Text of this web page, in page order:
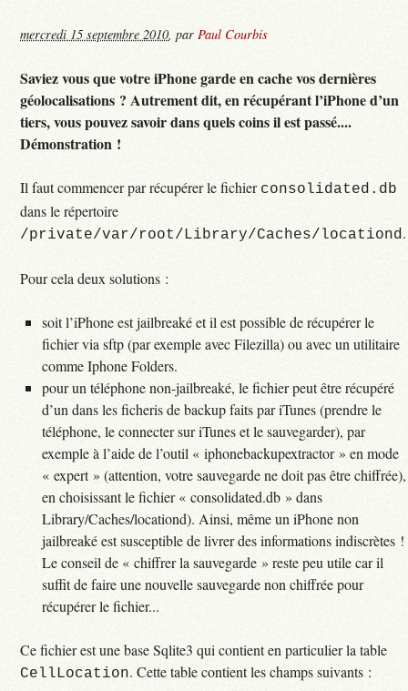
mercredi 15 septembre 2010,parPaul Courbis
Saviez vous que votre iPhone garde en cache vos dernières
géolocalisations ? Autrement dit, en récupérant l’iPhone d’un
tiers, vous pouvez savoir dans quels coins il est passé....
Démonstration !
Il faut commencer par récupérer le fichier consolidated.db
dans le répertoire
/private/var/root/Library/Caches/locationd.
Pour cela deux solutions :
soit l’iPhone est jailbreaké et il est possible de récupérer le
fichier via sftp (par exemple avec Filezilla) ou avec un utilitaire
comme Iphone Folders.
pour un téléphone non-jailbreaké, le fichier peut être récupéré
d’un dans les ficheris de backup faits par iTunes (prendre le
téléphone, le connecter sur iTunes et le sauvegarder), par
exemple à l’aide de l’outil « iphonebackupextractor » en mode
« expert » (attention, votre sauvegarde ne doit pas être chiffrée),
en choisissant le fichier « consolidated.db » dans
Library/Caches/locationd). Ainsi, même un iPhone non
jailbreaké est susceptible de livrer des informations indiscrètes !
Le conseil de « chiffrer la sauvegarde » reste peu utile car il
suffit de faire une nouvelle sauvegarde non chiffrée pour
récupérer le fichier...
Ce fichier est une base Sqlite3 qui contient en particulier la table
CellLocation. Cette table contient les champs suivants :